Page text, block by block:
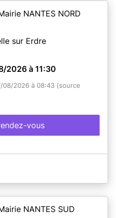
NANTES NORD
sur Erdre
2026 à 11:30
08/2026 à 08:43 (source
vous
NANTES SUD